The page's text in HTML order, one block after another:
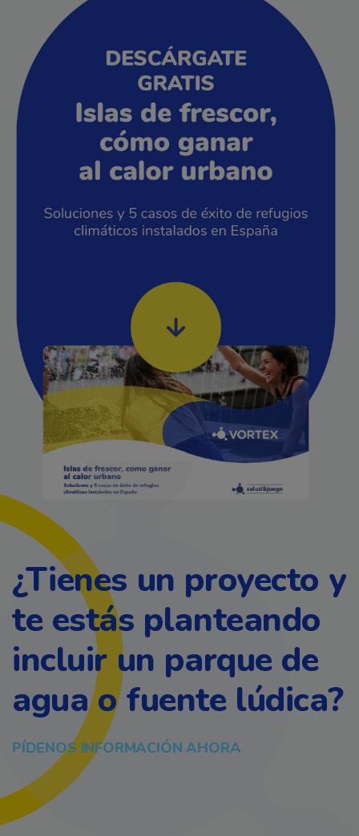
¿Tienes un proyecto y
te estás planteando
incluir un parque de
agua o fuente lúdica?
PÍDENOS INFORMACIÓN AHORA